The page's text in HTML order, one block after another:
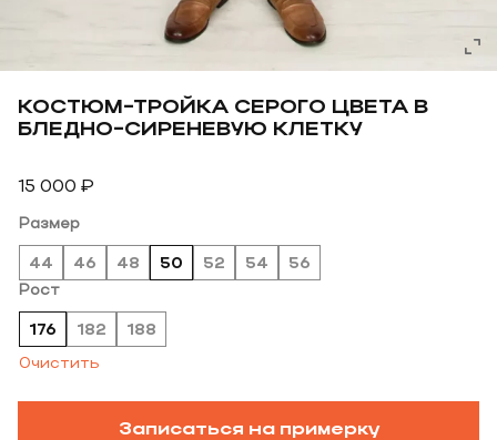
КОСТЮМ-ТРОЙКА СЕРОГО ЦВЕТА В
БЛЕДНО-СИРЕНЕВУЮ КЛЕТКУ
15 000 ₽
Размер
44 46 48 50 52 54
56
Рост
176 182
188
Очистить
Записаться на примерку